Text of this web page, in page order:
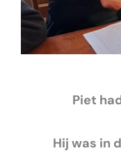
Piet
Hij was in